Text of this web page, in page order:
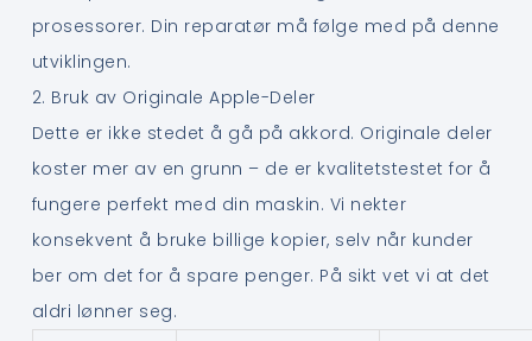
prosessorer. Din reparatør må følge med på denne
utviklingen.
2. Bruk av Originale Apple-Deler
Dette er ikke stedet å gå på akkord. Originale deler
koster mer av en grunn – de er kvalitetstestet for å
fungere perfekt med din maskin. Vi nekter
konsekvent å bruke billige kopier, selv når kunder
ber om det for å spare penger. På sikt vet vi at det
aldri lønner seg.